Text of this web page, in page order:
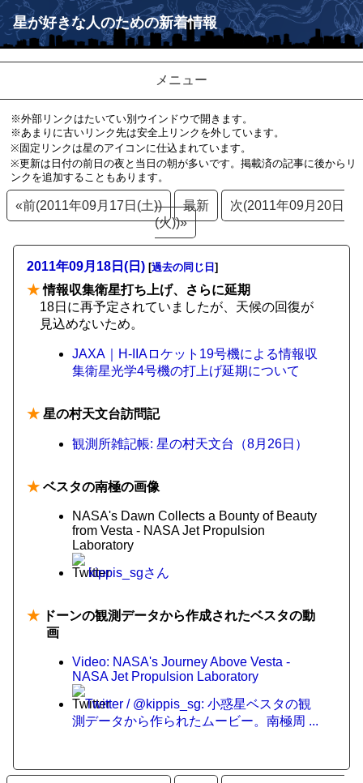
星が好きな人のための新着情報
メニュー
※外部リンクはたいてい別ウインドウで開きます。
※あまりに古いリンク先は安全上リンクを外しています。
※固定リンクは星のアイコンに仕込まれています。
※更新は日付の前日の夜と当日の朝が多いです。掲載済の記事に後からリ
ンクを追加することもあります。
«前(2011年09月17日(土)) 最新
次(2011年09月20日
(火))»
2011年09月18日(日) [過去の同じ日 ]
★情報収集衛星打ち上げ、さらに延期
18日に再予定されていましたが、天候の回復が
見込めないため。
JAXA｜H-IIAロケット19号機による情報収
集衛星光学4号機の打上げ延期について
★ 星の村天文台訪問記
観測所雑記帳: 星の村天文台（8月26日）
★ ベスタの南極の画像
NASA's Dawn Collects a Bounty of Beauty
from Vesta - NASA Jet Propulsion
Laboratory
kippis_sgさん
★ ドーンの観測データから作成されたベスタの動
画
Video: NASA's Journey Above Vesta -
NASA Jet Propulsion Laboratory
Twitter / @kippis_sg: 小惑星ベスタの観
測データから作られたムービー。南極周 ...